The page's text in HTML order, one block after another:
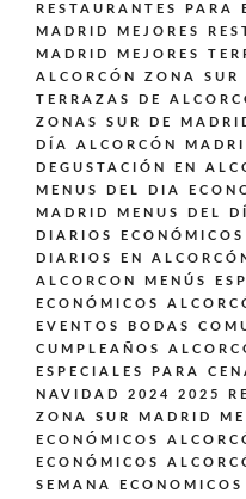
RESTAURANTES PARA
MADRID
MEJORES
MADRID
MEJORES
ALCORCÓN ZONA SUR
TERRAZAS DE
ZONAS SUR DE
DÍA ALCORCÓN
DEGUSTACIÓN EN
MENUS DEL DIA
MADRID
MENUS DEL
DIARIOS ECONÓMICOS
DIARIOS EN
ALCORCON
MENÚS
ECONÓMICOS
EVENTOS BODAS
CUMPLEAÑOS
ESPECIALES PARA
NAVIDAD 2024 2025
ZONA SUR MADRID
ECONÓMICOS
ECONÓMICOS
SEMANA